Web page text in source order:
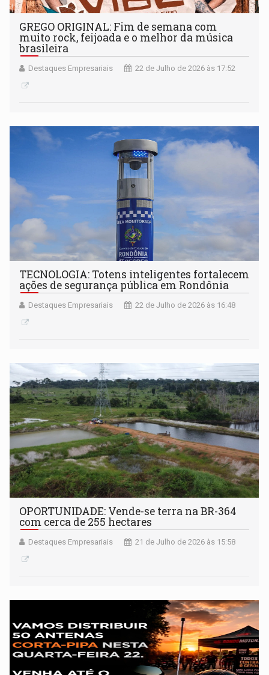
GREGO ORIGINAL: Fim de semana com
muito rock, feijoada e o melhor da música
brasileira
Destaques Empresariais 22 de Julho de 2026 às 17:52
TECNOLOGIA: Totens inteligentes fortalecem
ações de segurança pública em Rondônia
Destaques Empresariais 22 de Julho de 2026 às 16:48
OPORTUNIDADE: Vende-se terra na BR-364
com cerca de 255 hectares
Destaques Empresariais 21 de Julho de 2026 às 15:58